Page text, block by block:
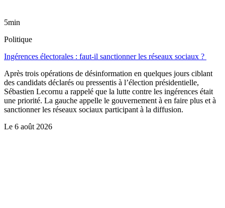
5min
Politique
Ingérences électorales : faut-il sanctionner les réseaux sociaux ?
Après trois opérations de désinformation en quelques jours ciblant
des candidats déclarés ou pressentis à l’élection présidentielle,
Sébastien Lecornu a rappelé que la lutte contre les ingérences était
une priorité. La gauche appelle le gouvernement à en faire plus et à
sanctionner les réseaux sociaux participant à la diffusion.
Le 6 août 2026